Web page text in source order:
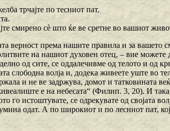
трчајте по тесниот пат.
смирено сѐ што ќе ве сретне во вашиот
верност према нашите правила и за вашето
на нашиот духовен отец, – вие можете
од сите, се оддалечивме од телото и од
слободна волја и, додека живеете уште во
и не ве задржува, домот и татковината
е на небесата“ (Филип. 3, 20). И
го истоштувате, се одрекувате од својата
одат. А по широкиот и по лесниот пат,